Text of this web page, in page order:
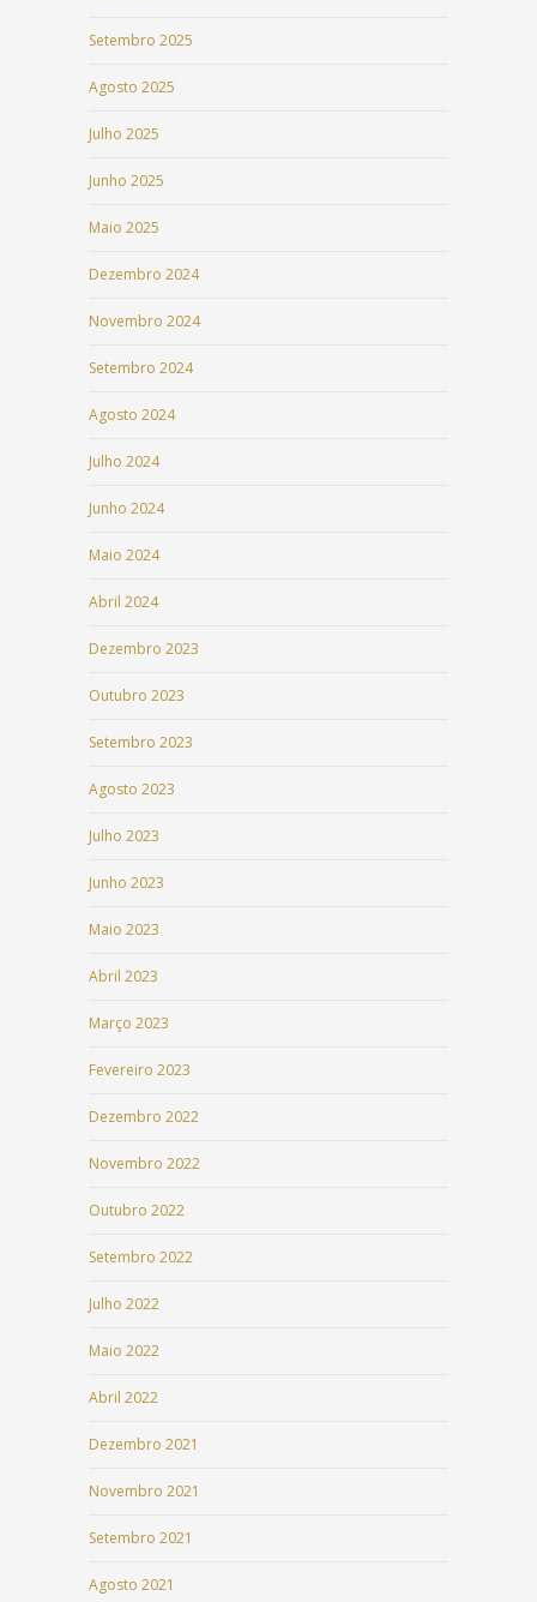
Setembro 2025
Agosto 2025
Julho 2025
Junho 2025
Maio 2025
Dezembro 2024
Novembro 2024
Setembro 2024
Agosto 2024
Julho 2024
Junho 2024
Maio 2024
Abril 2024
Dezembro 2023
Outubro 2023
Setembro 2023
Agosto 2023
Julho 2023
Junho 2023
Maio 2023
Abril 2023
Março 2023
Fevereiro 2023
Dezembro 2022
Novembro 2022
Outubro 2022
Setembro 2022
Julho 2022
Maio 2022
Abril 2022
Dezembro 2021
Novembro 2021
Setembro 2021
Agosto 2021